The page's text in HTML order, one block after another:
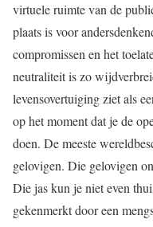
virtuele ruimte van de
plaats is voor
compromissen en het
neutraliteit is zo
levensovertuiging ziet als
op het moment dat je de
doen. De meeste
gelovigen. Die gelovigen
Die jas kun je niet even
gekenmerkt door een